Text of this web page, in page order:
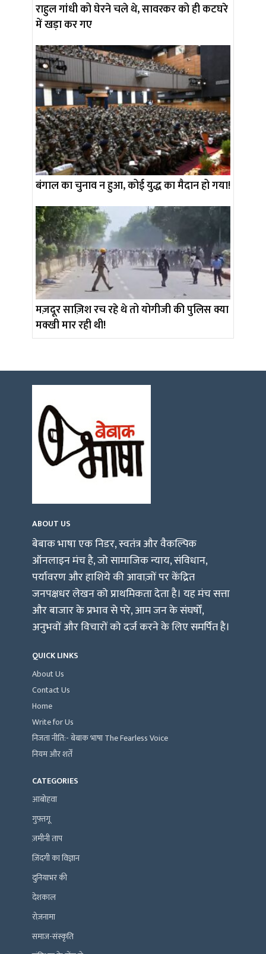
राहुल गांधी को घेरने चले थे, सावरकर को ही कटघरे
में खड़ा कर गए
बंगाल का चुनाव न हुआ, कोई युद्ध का मैदान हो गया!
मज़दूर साज़िश रच रहे थे तो योगीजी की पुलिस क्या
मक्खी मार रही थी!
ABOUT US
बेबाक भाषा एक निडर, स्वतंत्र और वैकल्पिक
ऑनलाइन मंच है, जो सामाजिक न्याय, संविधान,
पर्यावरण और हाशिये की आवाज़ों पर केंद्रित
जनपक्षधर लेखन को प्राथमिकता देता है। यह मंच सत्ता
और बाजार के प्रभाव से परे, आम जन के संघर्षों,
अनुभवों और विचारों को दर्ज करने के लिए समर्पित है।
QUICK LINKS
About Us
Contact Us
Home
Write for Us
निजता नीति:- बेबाक भाषा The Fearless Voice
नियम और शर्तें
CATEGORIES
आबोहवा
गुफ़्तगू
ज़मीनी ताप
ज़िंदगी का विज्ञान
दुनियाभर की
देशकाल
रोज़नामा
समाज-संस्कृति